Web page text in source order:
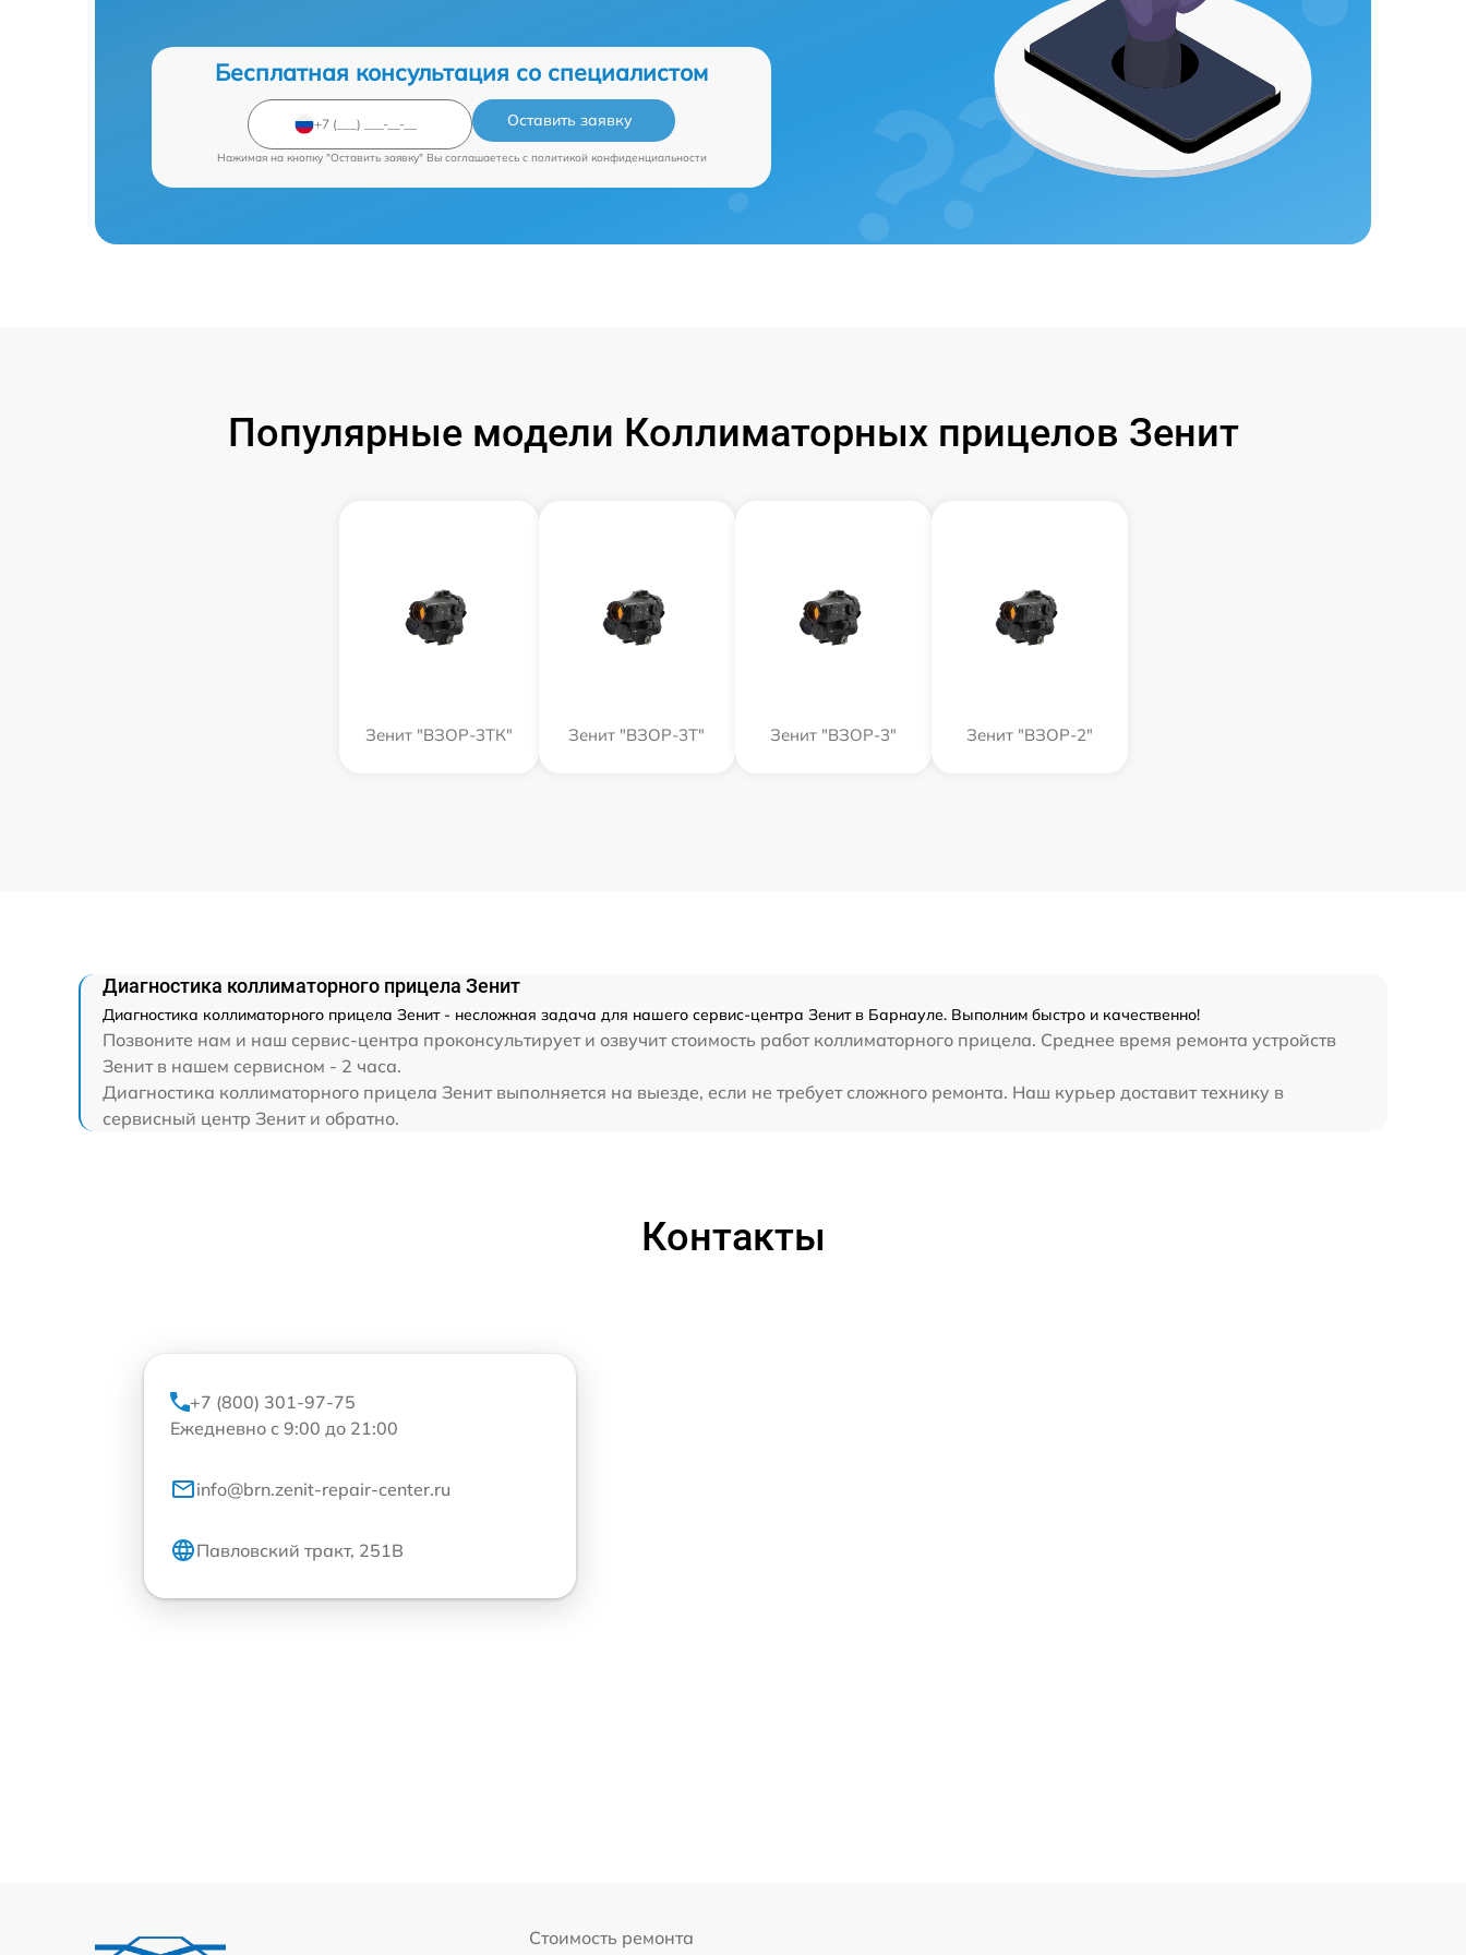
Бесплатная консультация со специалистом
Оставить заявку
Нажимая на кнопку "Оставить заявку" Вы соглашаетесь c политикой конфиденциальности
Популярные модели Коллиматорных прицелов Зенит
Зенит "ВЗОР-3ТК" Зенит "ВЗОР-3Т" Зенит "ВЗОР-3" Зенит "ВЗОР-2"
Диагностика коллиматорного прицела Зенит
Диагностика коллиматорного прицела Зенит - несложная задача для нашего сервис-центра Зенит в Барнауле. Выполним быстро и качественно!
Позвоните нам и наш сервис-центра проконсультирует и озвучит стоимость работ коллиматорного прицела. Среднее время ремонта устройств
Зенит в нашем сервисном - 2 часа.
Диагностика коллиматорного прицела Зенит выполняется на выезде, если не требует сложного ремонта. Наш курьер доставит технику в
сервисный центр Зенит и обратно.
Контакты
+7 (800) 301-97-75
Ежедневно с 9:00 до 21:00
info@brn.zenit-repair-center.ru
Павловский тракт, 251В
Стоимость ремонта